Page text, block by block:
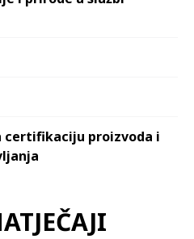
certifikaciju proizvoda i